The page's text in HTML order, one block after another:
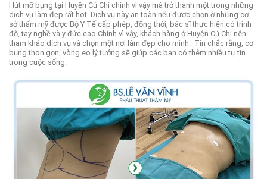
Hút mỡ bụng tại Huyện Củ Chi chính vì vậy mà trở thành một trong những
dịch vụ làm đẹp rất hot. Dịch vụ này an toàn nếu được chọn ở những cơ
sở thẩm mỹ được Bộ Y Tế cấp phép, đồng thời, bác sĩ thực hiện có trình
độ, tay nghề và y đức cao.Chính vì vậy, khách hàng ở Huyện Củ Chi nên
tham khảo dịch vụ và chọn một nơi làm đẹp cho mình. Tin chắc rằng, cơ
bụng thon gọn, vòng eo lý tưởng sẽ giúp các bạn có thêm nhiều tự tin
trong cuộc sống.